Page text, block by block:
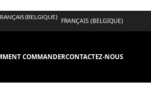
FRANÇAIS (BELGIQUE)
COMMANDERCONTACTEZ-NOUS